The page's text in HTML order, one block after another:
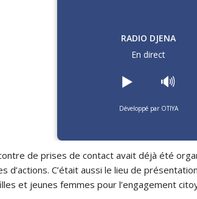
RADIO DJENA
En direct
▶️ 🔊
Développé par OTIYA
de prises de contact avait déjà été
d’actions. C’était aussi le lieu de
et jeunes femmes pour l’engagement